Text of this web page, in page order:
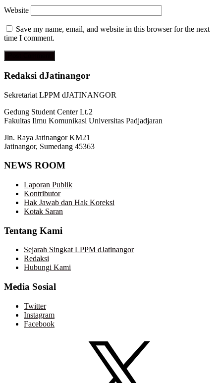
Website
Save my name, email, and website in this browser for the next
time I comment.
Redaksi dJatinangor
Sekretariat LPPM dJATINANGOR
Gedung Student Center Lt.2
Fakultas Ilmu Komunikasi Universitas Padjadjaran
Jln. Raya Jatinangor KM21
Jatinangor, Sumedang 45363
NEWS ROOM
Laporan Publik
Kontributor
Hak Jawab dan Hak Koreksi
Kotak Saran
Tentang Kami
Sejarah Singkat LPPM dJatinangor
Redaksi
Hubungi Kami
Media Sosial
Twitter
Instagram
Facebook